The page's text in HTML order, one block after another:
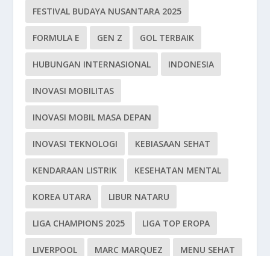
FESTIVAL BUDAYA NUSANTARA 2025
FORMULA E GEN Z GOL TERBAIK
HUBUNGAN INTERNASIONAL INDONESIA
INOVASI MOBILITAS
INOVASI MOBIL MASA DEPAN
INOVASI TEKNOLOGI KEBIASAAN SEHAT
KENDARAAN LISTRIK KESEHATAN MENTAL
KOREA UTARA LIBUR NATARU
LIGA CHAMPIONS 2025 LIGA TOP EROPA
LIVERPOOL MARC MARQUEZ MENU SEHAT